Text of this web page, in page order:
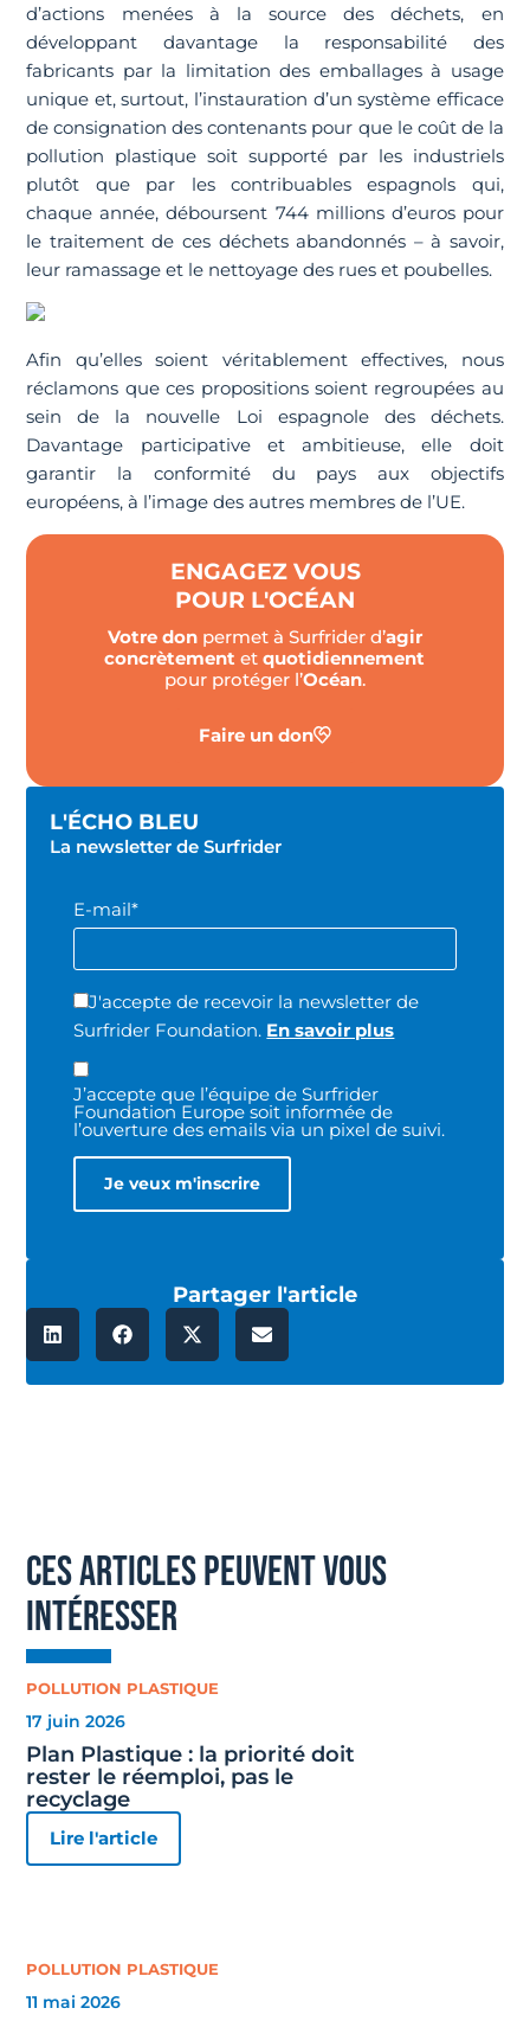
d’actions menées à la source des déchets, en
développant davantage la responsabilité des
fabricants par la limitation des emballages à usage
unique et, surtout, l’instauration d’un système efficace
de consignation des contenants pour que le coût de la
pollution plastique soit supporté par les industriels
plutôt que par les contribuables espagnols qui,
chaque année, déboursent 744 millions d’euros pour
le traitement de ces déchets abandonnés – à savoir,
leur ramassage et le nettoyage des rues et poubelles.
Afin qu’elles soient véritablement effectives, nous
réclamons que ces propositions soient regroupées au
sein de la nouvelle Loi espagnole des déchets.
Davantage participative et ambitieuse, elle doit
garantir la conformité du pays aux objectifs
européens, à l’image des autres membres de l’UE.
ENGAGEZ VOUS
POUR L'OCÉAN
Votre donpermet à Surfrider d’agir
concrètement etquotidiennement
pour protéger l’Océan.
Faire un don
L'ÉCHO BLEU
La newsletter de Surfrider
E-mail*
J'accepte de recevoir la newsletter de
Surfrider Foundation. En savoir plus
J’accepte que l’équipe de Surfrider
Foundation Europe soit informée de
l’ouverture des emails via un pixel de suivi.
Partager l'article
ces articles peuvent vous
intéresser
POLLUTION PLASTIQUE
17 juin 2026
Plan Plastique : la priorité doit
rester le réemploi, pas le
recyclage
Lire l'article
POLLUTION PLASTIQUE
11 mai 2026